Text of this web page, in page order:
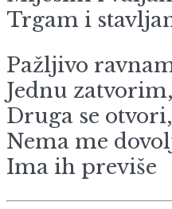
Trgam i
Pažljivo
Jednu
Druga se
Nema me
Ima ih previše